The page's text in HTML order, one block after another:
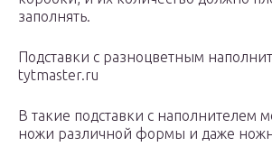
заполнять.
Подставки с разноцветным
tytmaster.ru
В такие подставки с наполнителем
ножи различной формы и даже